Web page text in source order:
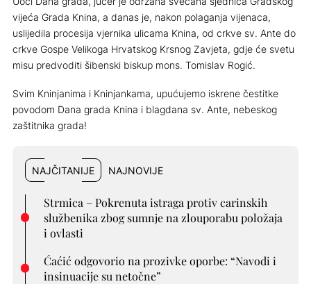
vijeća Grada Knina, a danas je, nakon polaganja vijenaca,
uslijedila procesija vjernika ulicama Knina, od crkve sv. Ante do
crkve Gospe Velikoga Hrvatskog Krsnog Zavjeta, gdje će svetu
misu predvoditi šibenski biskup mons. Tomislav Rogić.
Svim Kninjanima i Kninjankama, upućujemo iskrene čestitke
povodom Dana grada Knina i blagdana sv. Ante, nebeskog
zaštitnika grada!
NAJČITANIJE NAJNOVIJE
Strmica – Pokrenuta istraga protiv carinskih
službenika zbog sumnje na zlouporabu položaja
i ovlasti
Ćaćić odgovorio na prozivke oporbe: “Navodi i
insinuacije su netočne”